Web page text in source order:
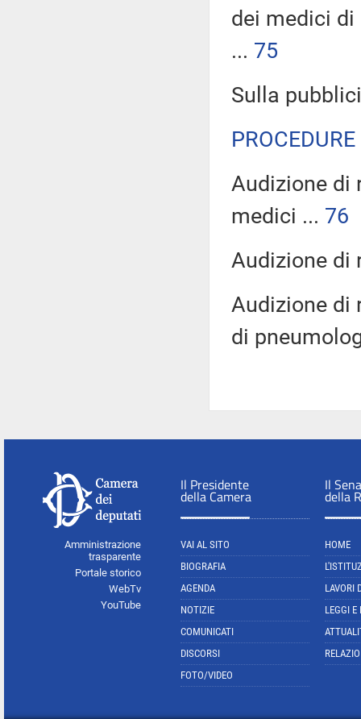
dei medici di
... 75
Sulla
Audizione di
medici ... 76
Audizione di
Audizione di
di
Amministrazione
trasparente
Portale storico
WebTv
YouTube
Il Presidente
della Camera
VAI AL SITO
BIOGRAFIA
AGENDA
NOTIZIE
COMUNICATI
DISCORSI
FOTO/VIDEO
Il
della
HOME
LAVORI
LEGGI E